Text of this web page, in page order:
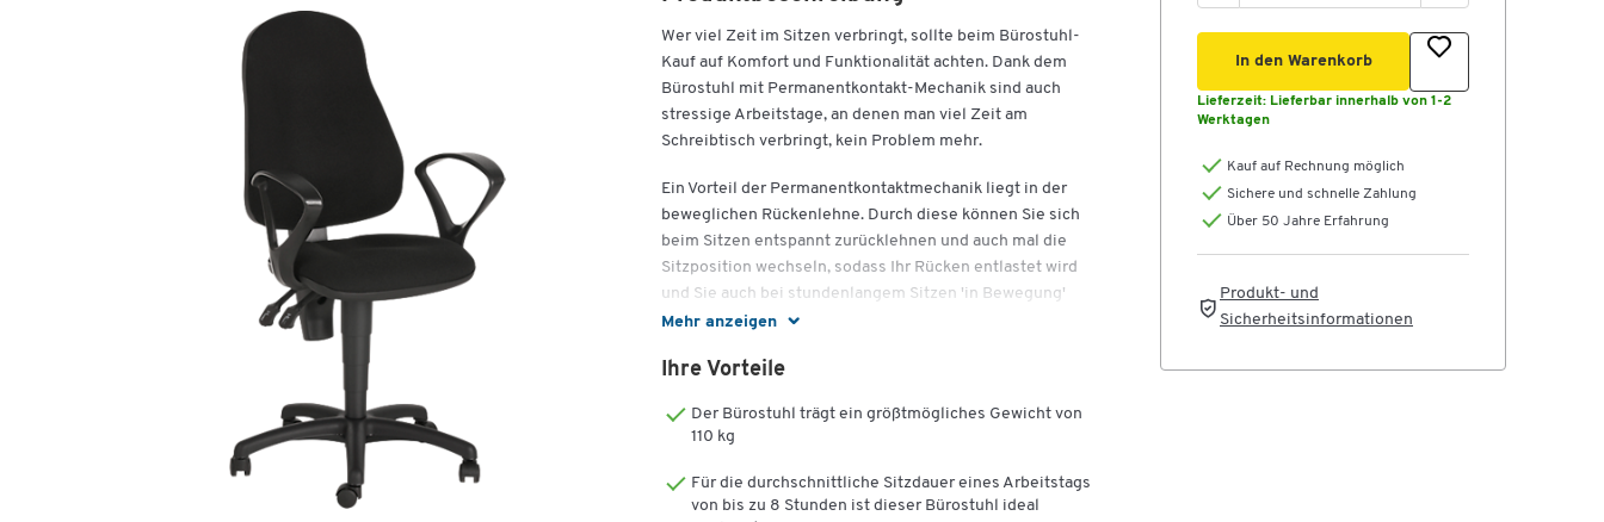
Mehr anzeigen
Wer viel Zeit im Sitzen verbringt, sollte beim Bürostuhl-
Kauf auf Komfort und Funktionalität achten. Dank dem
Bürostuhl mit Permanentkontakt-Mechanik sind auch
stressige Arbeitstage, an denen man viel Zeit am
Schreibtisch verbringt, kein Problem mehr.
Ein Vorteil der Permanentkontaktmechanik liegt in der
beweglichen Rückenlehne. Durch diese können Sie sich
beim Sitzen entspannt zurücklehnen und auch mal die
Sitzposition wechseln, sodass Ihr Rücken entlastet wird
und Sie auch bei stundenlangem Sitzen 'in Bewegung'
bleiben. Sie wissen bestimmt, wie wichtig Bewegung am
Zeit verbringen, mit einer Federkrafteinstellung
Rückenlehne mit dem eigenen Körpergewicht regulieren
zu können.
Besonders angenehm ist die mit einer Höhe von 570 mm
Ihre Vorteile
Der Bürostuhl trägt ein größtmögliches Gewicht von
110 kg
Für die durchschnittliche Sitzdauer eines Arbeitstags
von bis zu 8 Stunden ist dieser Bürostuhl ideal
In den Warenkorb
Lieferzeit: Lieferbar innerhalb von 1-2
Werktagen
Kauf auf Rechnung möglich
Sichere und schnelle Zahlung
Über 50 Jahre Erfahrung
Produkt- und
Sicherheitsinformationen